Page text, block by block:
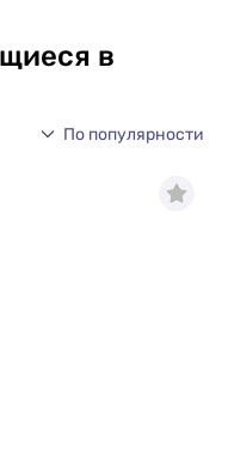
в
По популярности